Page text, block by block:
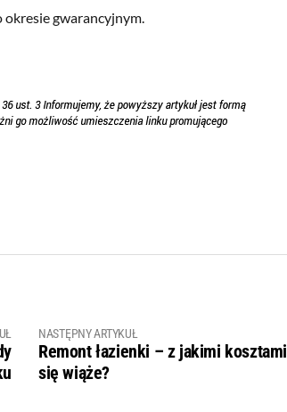
okresie gwarancyjnym.
NASTĘPNY ARTYKUŁ
Remont łazienki – z jakimi kosztami
się wiąże?